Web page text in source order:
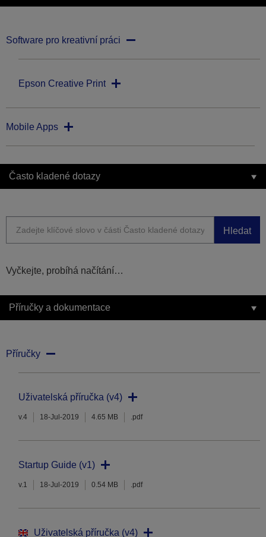
Software pro kreativní práci
Epson Creative Print
Mobile Apps
Často kladené dotazy
Hledat
Vyčkejte, probíhá načítání…
Příručky a dokumentace
Příručky
Uživatelská příručka (v4)
v.4 18-Jul-2019 4.65 MB .pdf
Startup Guide (v1)
v.1 18-Jul-2019 0.54 MB .pdf
Uživatelská příručka (v4)